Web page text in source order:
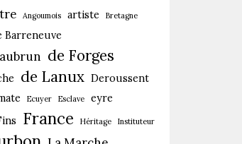
Angoumois artiste Bretagne
Barreneuve
de Forges
de Lanux Deroussent
Ecuyer Esclave eyre
France Héritage Instituteur